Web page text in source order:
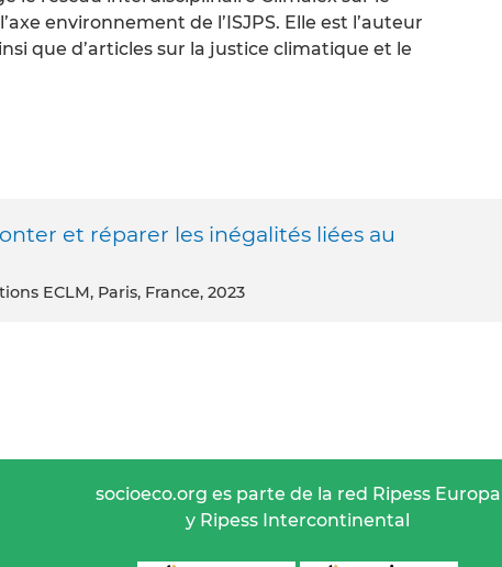
environnement de l’ISJPS. Elle est l’auteur
que d’articles sur la justice climatique et le
et réparer les inégalités liées au
ECLM, Paris, France, 2023
socioeco.org es parte de la red Ripess Europa
y Ripess Intercontinental